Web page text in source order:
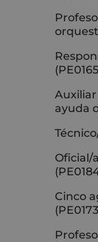
ayuda
Oficial/
Cinco